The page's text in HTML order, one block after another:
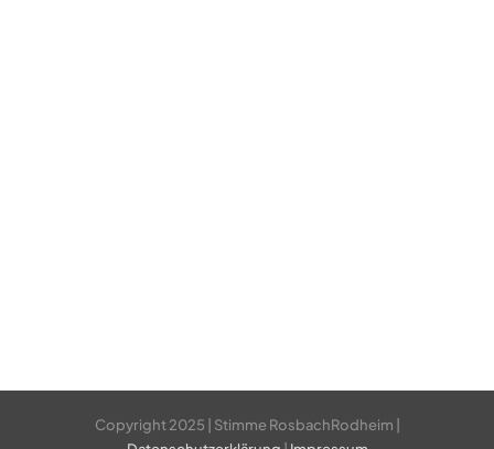
Copyright 2025 | Stimme RosbachRodheim |